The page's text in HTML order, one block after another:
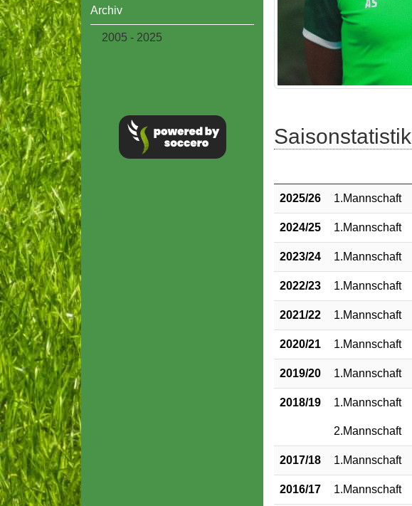
Archiv
2005 - 2025
Saisonstatistik
2025/26 1.Mannschaft
2024/25 1.Mannschaft
2023/24 1.Mannschaft
2022/23 1.Mannschaft
2021/22 1.Mannschaft
2020/21 1.Mannschaft
2019/20 1.Mannschaft
2018/19 1.Mannschaft
2.Mannschaft
2017/18 1.Mannschaft
2016/17 1.Mannschaft